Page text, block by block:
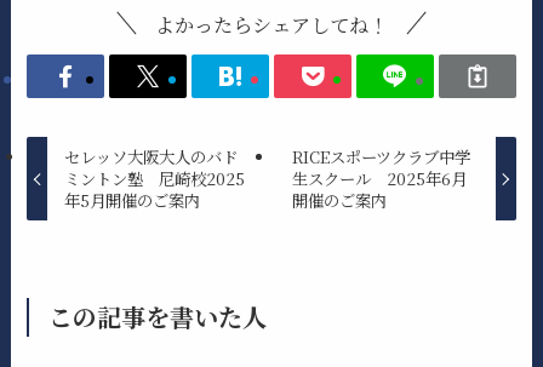
よかったらシェアしてね！
セレッソ大阪大人のバド
ミントン塾 尼崎校2025
年5月開催のご案内
RICEスポーツクラブ中学
生スクール 2025年6月
開催のご案内
この記事を書いた人